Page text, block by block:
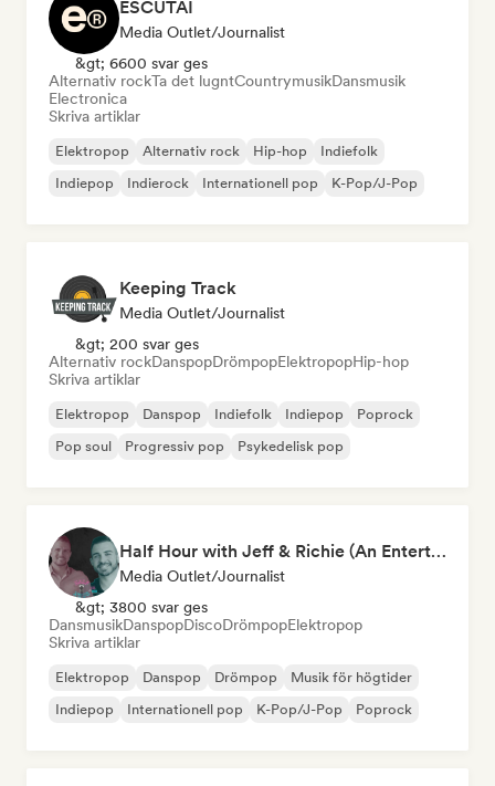
ESCUTAI
Media Outlet/Journalist
&gt; 6600 svar ges
Alternativ rockTa det lugntCountrymusikDansmusik
Electronica
Skriva artiklar
Elektropop Alternativ rock Hip-hop
Indiefolk
Indiepop
Indierock Internationell pop K-Pop/J-Pop
Keeping Track
Media Outlet/Journalist
&gt; 200 svar ges
Alternativ rockDanspopDrömpopElektropopHip-hop
Skriva artiklar
Elektropop Danspop Indiefolk Indiepop
Poprock
Pop soul
Progressiv pop Psykedelisk pop
Half Hour with Jeff & Richie (An Entertainment Podcast)
Media Outlet/Journalist
&gt; 3800 svar ges
DansmusikDanspopDiscoDrömpopElektropop
Skriva artiklar
Elektropop Danspop Drömpop
Musik för högtider
Indiepop
Internationell pop K-Pop/J-Pop Poprock